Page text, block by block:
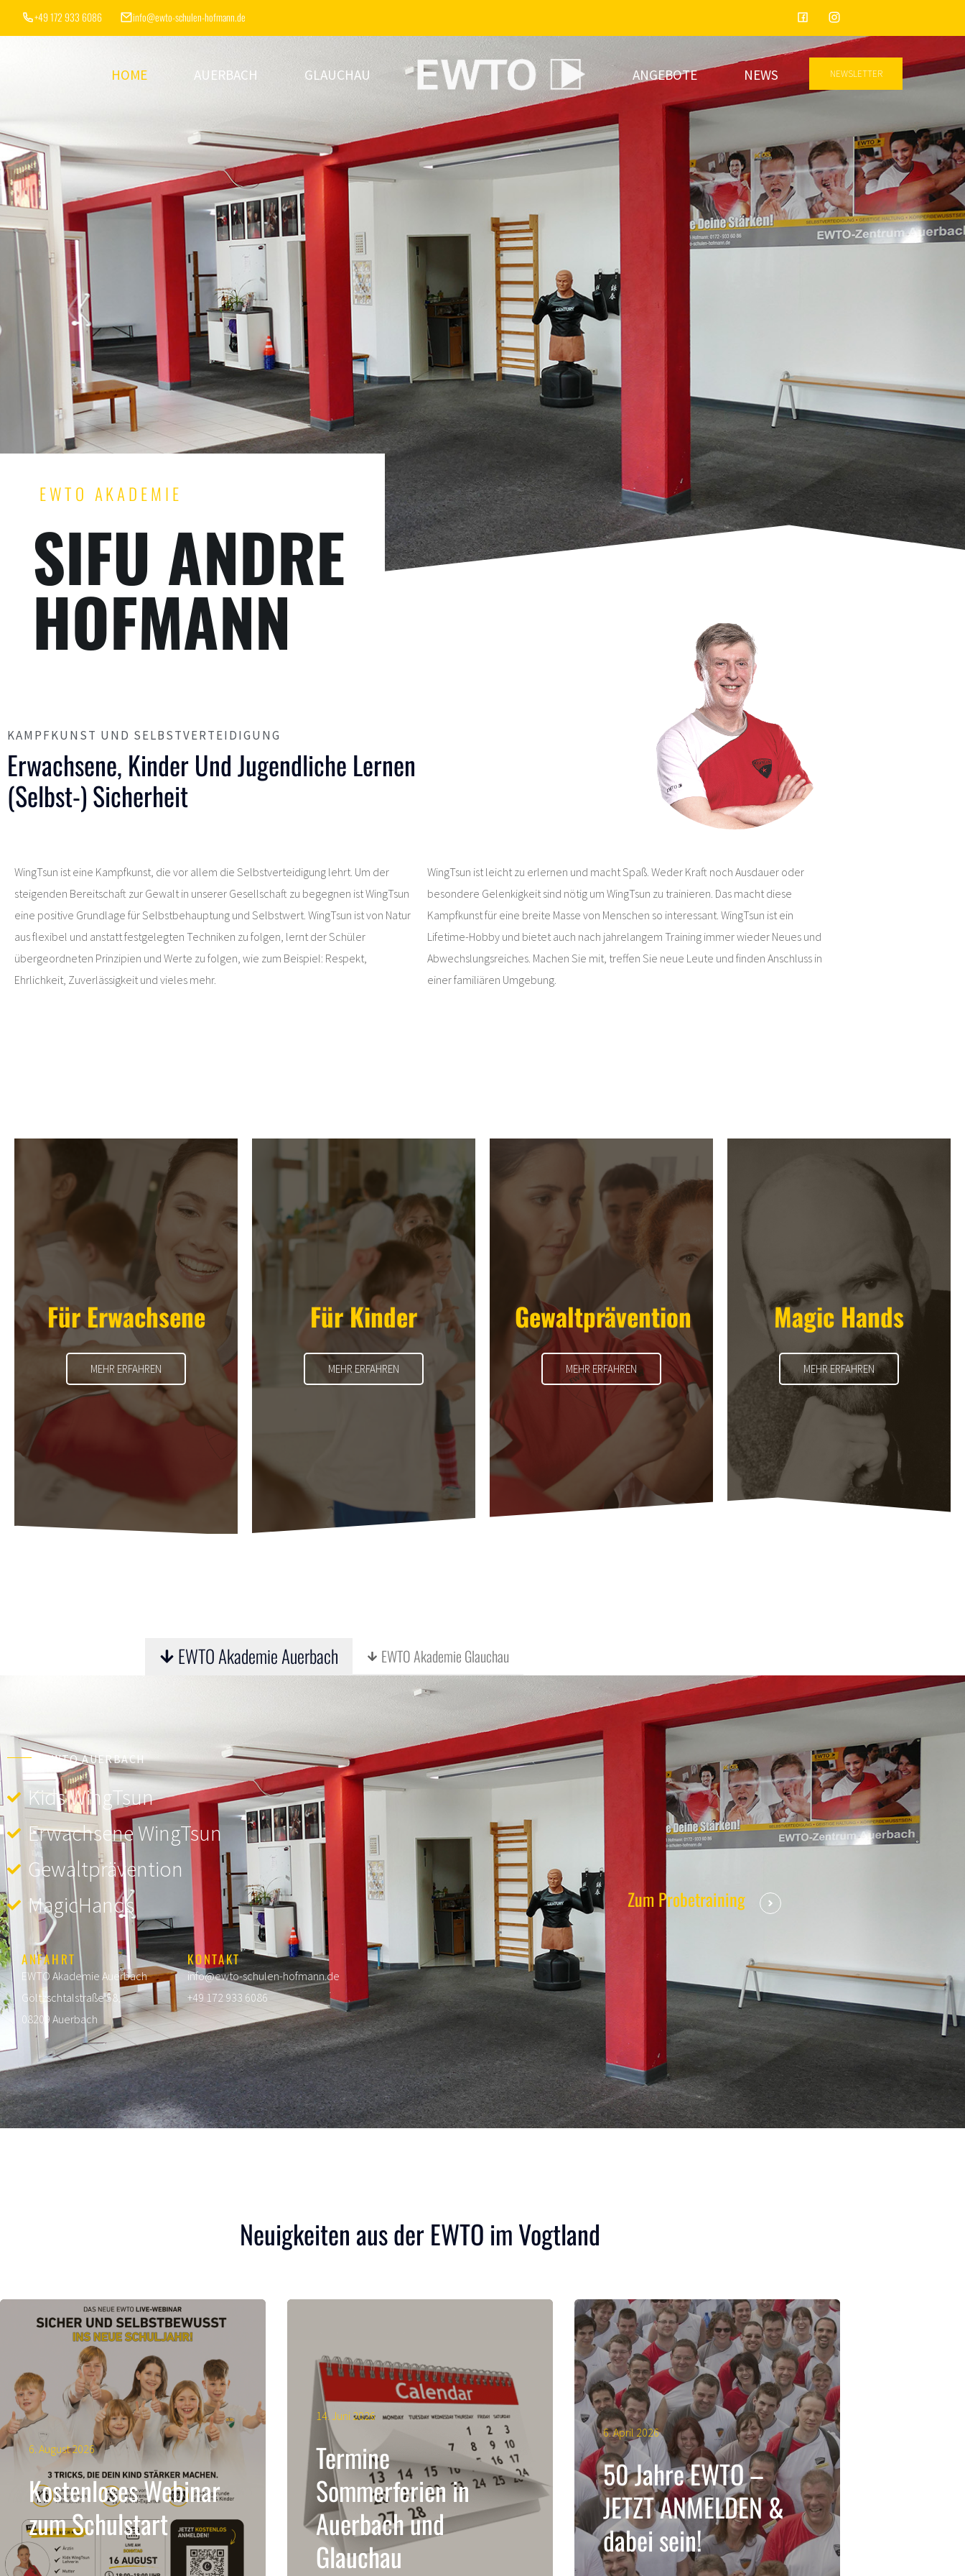
+49 172 933 6086 info@ewto-schulen-hofmann.de
HOME AUERBACH GLAUCHAU ANGEBOTE NEWS NEWSLETTER
EWTO AKADEMIE
SIFU ANDRE
HOFMANN
KAMPFKUNST UND SELBSTVERTEIDIGUNG
Erwachsene, Kinder Und Jugendliche Lernen
(Selbst-) Sicherheit
WingTsun ist eine Kampfkunst, die vor allem die Selbstverteidigung lehrt. Um der
steigenden Bereitschaft zur Gewalt in unserer Gesellschaft zu begegnen ist WingTsun
eine positive Grundlage für Selbstbehauptung und Selbstwert. WingTsun ist von Natur
aus flexibel und anstatt festgelegten Techniken zu folgen, lernt der Schüler
übergeordneten Prinzipien und Werte zu folgen, wie zum Beispiel: Respekt,
Ehrlichkeit, Zuverlässigkeit und vieles mehr.
WingTsun ist leicht zu erlernen und macht Spaß. Weder Kraft noch Ausdauer oder
besondere Gelenkigkeit sind nötig um WingTsun zu trainieren. Das macht diese
Kampfkunst für eine breite Masse von Menschen so interessant. WingTsun ist ein
Lifetime-Hobby und bietet auch nach jahrelangem Training immer wieder Neues und
Abwechslungsreiches. Machen Sie mit, treffen Sie neue Leute und finden Anschluss in
einer familiären Umgebung. ​
Für Erwachsene
MEHR ERFAHREN
Für Kinder
MEHR ERFAHREN
Gewaltprävention
MEHR ERFAHREN
Magic Hands
MEHR ERFAHREN
EWTO Akademie Auerbach EWTO Akademie Glauchau
EWTO AUERBACH
Kids WingTsun
Erwachsene WingTsun
Gewaltprävention
MagicHands
ANFAHRT
EWTO Akademie Auerbach
Göltzschtalstraße 58,
08209 Auerbach
KONTAKT
info@ewto-schulen-hofmann.de
+49 172 933 6086
Zum Probetraining
Neuigkeiten aus der EWTO im Vogtland
6. August 2026
Kostenloses Webinar
zum Schulstart
14. Juni 2026
Termine
Sommerferien in
Auerbach und
Glauchau
6. April 2026
50 Jahre EWTO –
JETZT ANMELDEN &
dabei sein!